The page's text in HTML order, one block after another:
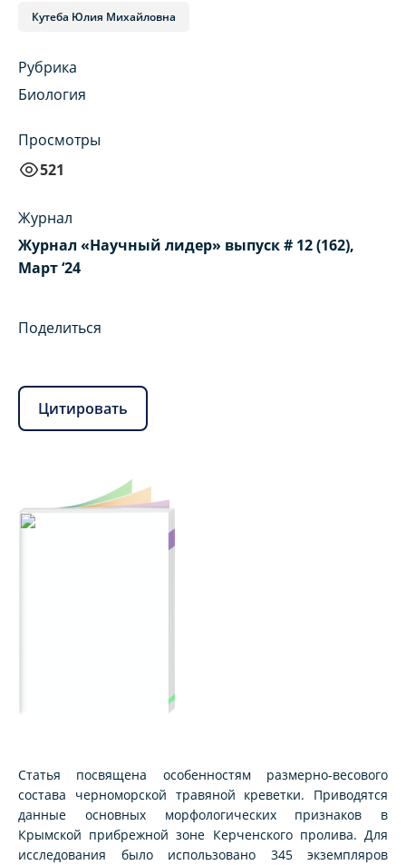
Кутеба Юлия Михайловна
Рубрика
Биология
Просмотры
521
Журнал
Журнал «Научный лидер» выпуск # 12 (162),
Март ‘24
Поделиться
Цитировать
Статья посвящена особенностям размерно-весового
состава черноморской травяной креветки. Приводятся
данные основных морфологических признаков в
Крымской прибрежной зоне Керченского пролива. Для
исследования было использовано 345 экземпляров